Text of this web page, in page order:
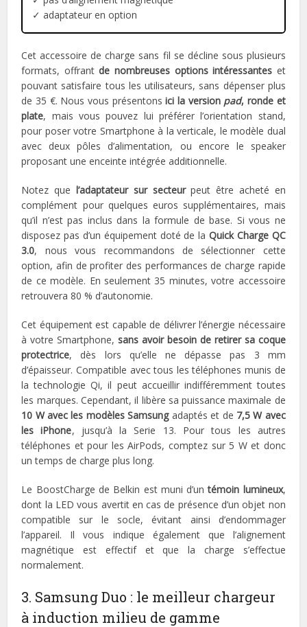
✓ adaptateur en option
Cet accessoire de charge sans fil se décline sous plusieurs
formats, offrantde nombreuses options intéressantes et
pouvant satisfaire tous les utilisateurs, sans dépenser plus
de 35 €. Nous vous présentonsici la version pad, ronde et
plate, mais vous pouvez lui préférer l’orientation stand,
pour poser votre Smartphone à la verticale, le modèle dual
avec deux pôles d’alimentation, ou encore le speaker
proposant une enceinte intégrée additionnelle.
Notez que l’adaptateur sur secteurpeut être acheté en
complément pour quelques euros supplémentaires, mais
qu’il n’est pas inclus dans la formule de base. Si vous ne
disposez pas d’un équipement doté de laQuick Charge QC
3.0, nous vous recommandons de sélectionner cette
option, afin de profiter des performances de charge rapide
de ce modèle. En seulement 35 minutes, votre accessoire
retrouvera 80 % d’autonomie.
Cet équipement est capable de délivrer l’énergie nécessaire
à votre Smartphone,sans avoir besoin de retirer sa coque
protectrice, dès lors qu’elle ne dépasse pas 3 mm
d’épaisseur. Compatible avec tous les téléphones munis de
la technologie Qi, il peut accueillir indifféremment toutes
les marques. Cependant, il libère sa puissance maximale de
10 W avec les modèles Samsungadaptés et de 7,5 W avec
les iPhone, jusqu’à la Serie 13. Pour tous les autres
téléphones et pour les AirPods, comptez sur 5 W et donc
un temps de charge plus long.
Le BoostCharge de Belkin est muni d’untémoin lumineux,
dont la LED vous avertit en cas de présence d’un objet non
compatible sur le socle, évitant ainsi d’endommager
l’appareil. Il vous indique également que l’alignement
magnétique est effectif et que la charge s’effectue
normalement.
3. Samsung Duo : le meilleur chargeur
à induction milieu de gamme